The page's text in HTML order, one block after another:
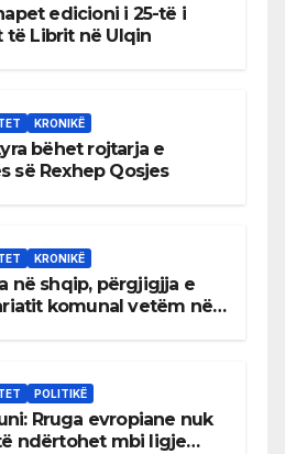
edicioni i 25-të i
të Librit në Ulqin
KRONIKË
bëhet rojtarja e
së Rexhep Qosjes
KRONIKË
në shqip, përgjigjja e
komunal vetëm në
POLITIKË
Rruga evropiane nuk
ndërtohet mbi ligje